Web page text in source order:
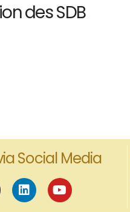
des SDB
Social Media